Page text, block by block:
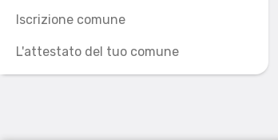
Iscrizione comune
L'attestato del tuo comune